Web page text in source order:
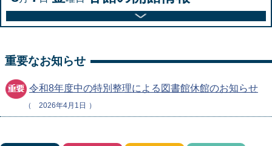
重要なお知らせ
令和8年度中の特別整理による図書館休館のお知らせ
2026年4月1日